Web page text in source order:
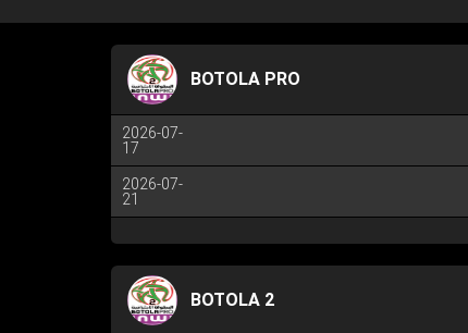
BOTOLA PRO
2026-07-
17
2026-07-
21
BOTOLA 2